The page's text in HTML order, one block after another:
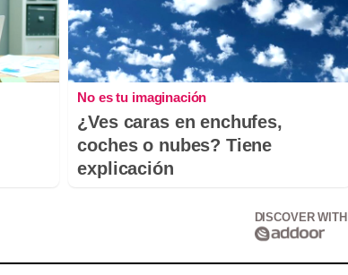
No es tu imaginación
¿Ves caras en enchufes,
coches o nubes? Tiene
explicación
DISCOVER WITH